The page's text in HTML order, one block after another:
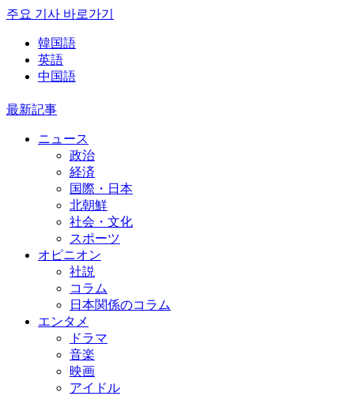
주요 기사 바로가기
韓国語
英語
中国語
最新記事
ニュース
政治
経済
国際・日本
北朝鮮
社会・文化
スポーツ
オピニオン
社説
コラム
日本関係のコラム
エンタメ
ドラマ
音楽
映画
アイドル